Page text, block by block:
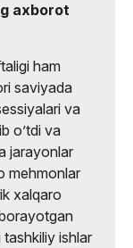
axborot
ham
saviyada
va
oʼtdi va
jarayonlar
mehmonlar
xalqaro
ishlar